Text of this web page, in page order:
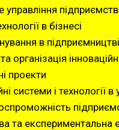
управління
в бізнесі
в підприємництві
організація
проекти
системи і технології в
та експериментальна